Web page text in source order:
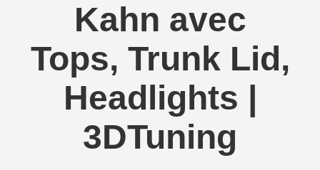
Kahn avec
Tops, Trunk Lid,
Headlights |
3DTuning